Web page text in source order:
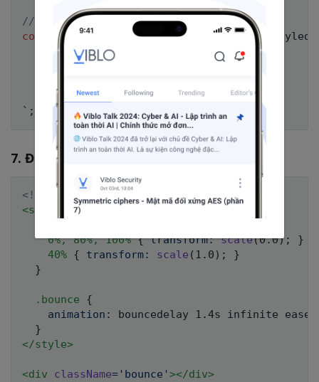
// Override Inline style
const
MyStyledComponent = styled (
  &[style] {
    font-size: 12px !important;
` ;
7. Định nghĩa keyframe CSS3
<!-- Cách truyền thống -->
<style
0%, 80%, 100% { transform: scale(0.0) ;
}
40% { transform: scale ( 1.0 ) ;
}
}
.bounce
{
animation :
bouncedelay 1.4s infinite
}
</style>
<div className= ' bounce ' ></div>